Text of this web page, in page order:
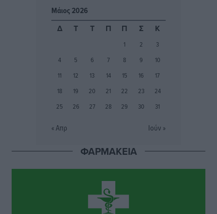
Εθνικός Αρχίπολης: Μεγάλο βήμα προόδου η ίδρυση
Ιππότες: Με το βλέμμα στραμμένο στο μέλλον
Ολοκλήρωση του έργου αναβάθμισης των
Μάιος 2026
Δ
Τ Τ Π Π Σ Κ
1 2
3
4
5 6 7 8 9
10
11
12 13 14 15 16
17
18
19 20 21 22 23
24
25
26 27 28 29 30 31
« Απρ Ιούν »
ΦΑΡΜΑΚΕΙΑ